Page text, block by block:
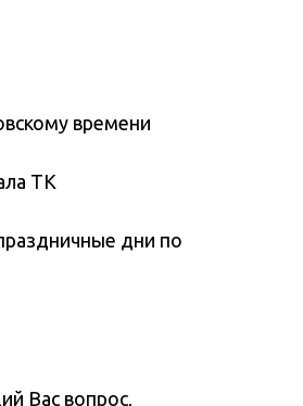
времени
ТК
дни по
Вас вопрос,